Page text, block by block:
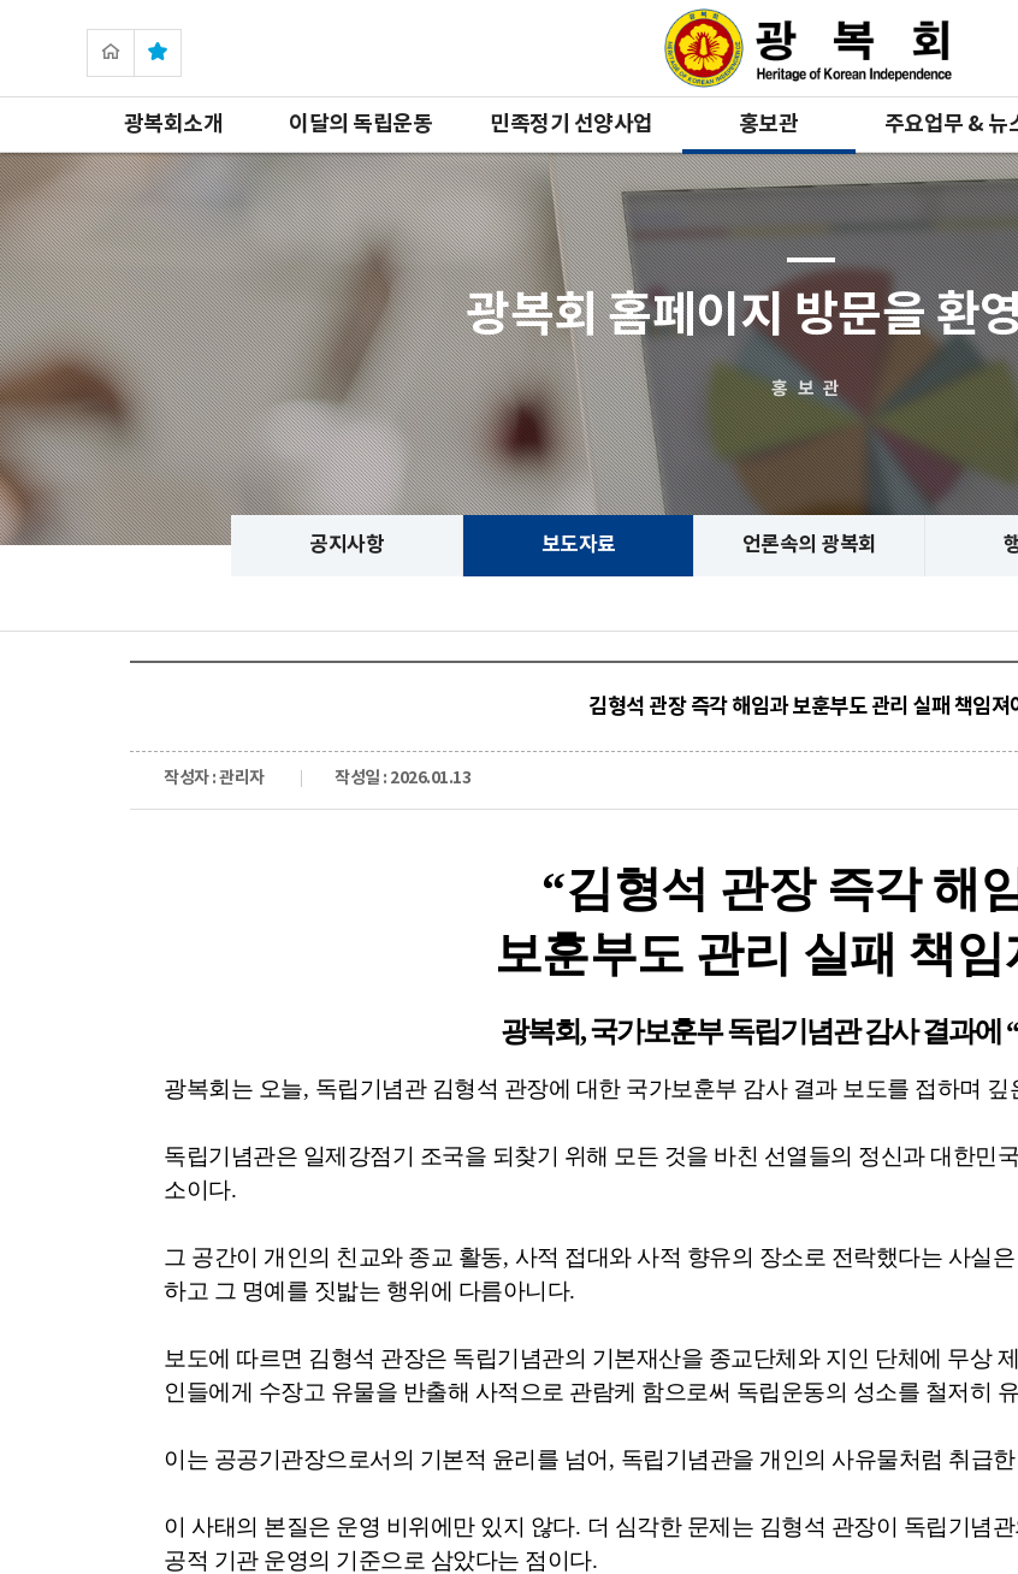
광복회소개 이달의 독립운동 민족정기 선양사업 홍보관 주요업무 & 뉴
광복회 홈페이지 방문을 환
홍보관
공지사항 보도자료 언론속의 광복회
김형석 관장 즉각 해임과 보훈부도 관리 실패 책임져
작성자 : 관리자 작성일 : 2026.01.13
“김형석 관장 즉각 해
보훈부도 관리 실패 책임
광복회,국가보훈부 독립기념관 감사 결과에 “
광복회는 오늘, 독립기념관 김형석 관장에 대한 국가보훈부 감사 결과 보도를 접하며
독립기념관은 일제강점기 조국을 되찾기 위해 모든 것을 바친 선열들의 정신과 대한민
소이다.
그 공간이 개인의 친교와 종교 활동, 사적 접대와 사적 향유의 장소로 전락했다는 사실
하고 그 명예를 짓밟는 행위에 다름아니다.
보도에 따르면 김형석 관장은 독립기념관의 기본재산을 종교단체와 지인 단체에 무상
인들에게 수장고 유물을 반출해 사적으로 관람케 함으로써 독립운동의 성소를 철저히
이는 공공기관장으로서의 기본적 윤리를 넘어 , 독립기념관을 개인의 사유물처럼 취급
이 사태의 본질은 운영 비위에만 있지 않다. 더 심각한 문제는 김형석 관장이 독립기념
공적 기관 운영의 기준으로 삼았다는 점이다.